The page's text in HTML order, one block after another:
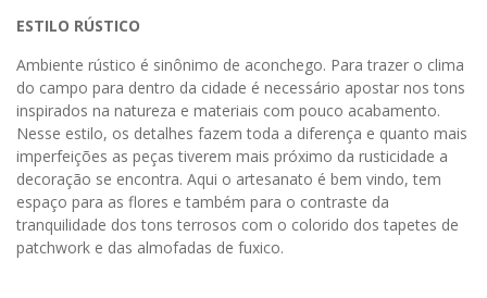
ESTILO RÚSTICO
Ambiente rústico é sinônimo de aconchego. Para trazer o clima
do campo para dentro da cidade é necessário apostar nos tons
inspirados na natureza e materiais com pouco acabamento.
Nesse estilo, os detalhes fazem toda a diferença e quanto mais
imperfeições as peças tiverem mais próximo da rusticidade a
decoração se encontra. Aqui o artesanato é bem vindo, tem
espaço para as flores e também para o contraste da
tranquilidade dos tons terrosos com o colorido dos tapetes de
patchwork e das almofadas de fuxico.